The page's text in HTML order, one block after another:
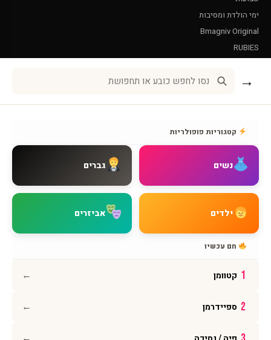
ימי הולדת ומסיבות
Bmagniv Original
RUBIES
צור קשר
שאלות נפוצות
מדיניות משלוחים
מדיניות החזרות
מדיניות פרטיות
פייסבוק
→
קטגוריות פופולריות
נשים גברים
ילדים אביזרים
חם עכשיו
1 קטוומן ←
2 ספיידרמן ←